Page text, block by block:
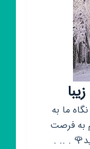
ما به
به فرصت
. .. .